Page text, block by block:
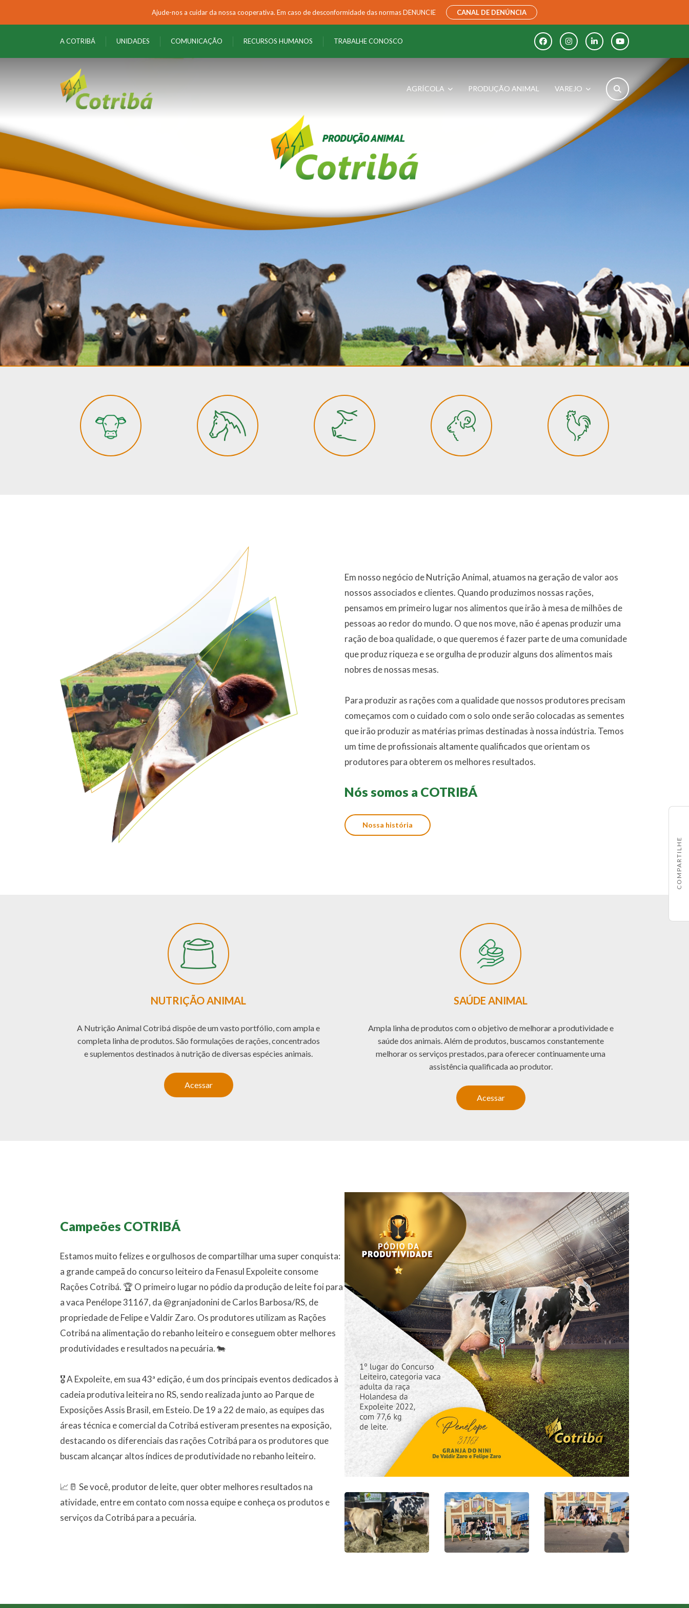
COMPARTILHE
Ajude-nos a cuidar da nossa cooperativa. Em caso de desconformidade das normas DENUNCIE CANAL DE DENÚNCIA
A COTRIBÁ UNIDADES COMUNICAÇÃO RECURSOS HUMANOS TRABALHE CONOSCO
AGRÍCOLA PRODUÇÃO ANIMAL VAREJO
Em nosso negócio de Nutrição Animal, atuamos na geração de valor aos
nossos associados e clientes. Quando produzimos nossas rações,
pensamos em primeiro lugar nos alimentos que irão à mesa de milhões de
pessoas ao redor do mundo. O que nos move, não é apenas produzir uma
ração de boa qualidade, o que queremos é fazer parte de uma comunidade
que produz riqueza e se orgulha de produzir alguns dos alimentos mais
nobres de nossas mesas.
Para produzir as rações com a qualidade que nossos produtores precisam
começamos com o cuidado com o solo onde serão colocadas as sementes
que irão produzir as matérias primas destinadas à nossa indústria. Temos
um time de profissionais altamente qualificados que orientam os
produtores para obterem os melhores resultados.
Nós somos a COTRIBÁ
Nossa história
NUTRIÇÃO ANIMAL
A Nutrição Animal Cotribá dispõe de um vasto portfólio, com ampla e
completa linha de produtos. São formulações de rações, concentrados
e suplementos destinados à nutrição de diversas espécies animais.
Acessar
SAÚDE ANIMAL
Ampla linha de produtos com o objetivo de melhorar a produtividade e
saúde dos animais. Além de produtos, buscamos constantemente
melhorar os serviços prestados, para oferecer continuamente uma
assistência qualificada ao produtor.
Acessar
Campeões COTRIBÁ
Estamos muito felizes e orgulhosos de compartilhar uma super conquista:
a grande campeã do concurso leiteiro da Fenasul Expoleite consome
Rações Cotribá. 🏆 O primeiro lugar no pódio da produção de leite foi para
a vaca Penélope 31167, da @granjadonini de Carlos Barbosa/RS, de
propriedade de Felipe e Valdir Zaro. Os produtores utilizam as Rações
Cotribá na alimentação do rebanho leiteiro e conseguem obter melhores
produtividades e resultados na pecuária. 🐄
🎖 A Expoleite, em sua 43ª edição, é um dos principais eventos dedicados à
cadeia produtiva leiteira no RS, sendo realizada junto ao Parque de
Exposições Assis Brasil, em Esteio. De 19 a 22 de maio, as equipes das
áreas técnica e comercial da Cotribá estiveram presentes na exposição,
destacando os diferenciais das rações Cotribá para os produtores que
buscam alcançar altos índices de produtividade no rebanho leiteiro.
📈🥛 Se você, produtor de leite, quer obter melhores resultados na
atividade, entre em contato com nossa equipe e conheça os produtos e
serviços da Cotribá para a pecuária.